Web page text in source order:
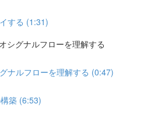
する (1:31)
シグナルフローを理解する
ナルフローを理解する (0:47)
築 (6:53)